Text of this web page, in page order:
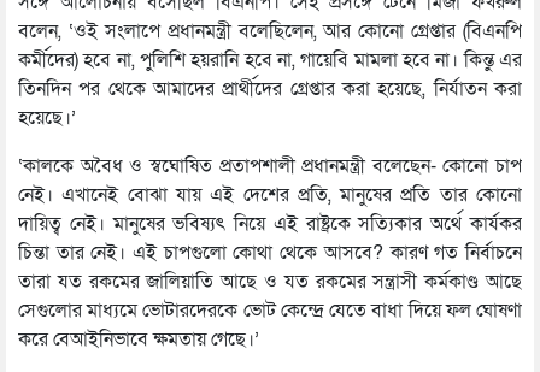
বলেন, ‘ওই সংলাপে প্রধানমন্ত্রী বলেছিলেন, আর কোনো গ্রেপ্তার (বিএনপি
কর্মীদের) হবে না, পুলিশি হয়রানি হবে না, গায়েবি মামলা হবে না। কিন্তু এর
তিনদিন পর থেকে আমাদের প্রার্থীদের গ্রেপ্তার করা হয়েছে, নির্যাতন করা
হয়েছে।’
‘কালকে অবৈধ ও স্বঘোষিত প্রতাপশালী প্রধানমন্ত্রী বলেছেন- কোনো চাপ
নেই। এখানেই বোঝা যায় এই দেশের প্রতি, মানুষের প্রতি তার কোনো
দায়িত্ব নেই। মানুষের ভবিষ্যৎ নিয়ে এই রাষ্ট্রকে সত্যিকার অর্থে কার্যকর
চিন্তা তার নেই। এই চাপগুলো কোথা থেকে আসবে? কারণ গত নির্বাচনে
তারা যত রকমের জালিয়াতি আছে ও যত রকমের সন্ত্রাসী কর্মকাণ্ড আছে
সেগুলোর মাধ্যমে ভোটারদেরকে ভোট কেন্দ্রে যেতে বাধা দিয়ে ফল ঘোষণা
করে বেআইনিভাবে ক্ষমতায় গেছে।’